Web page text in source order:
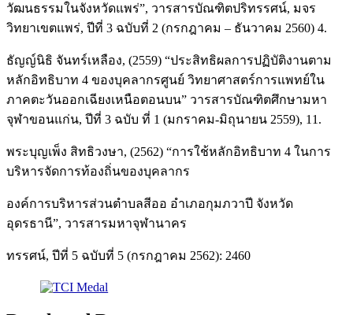
วัฒนธรรมในจังหวัดแพร่”, วารสารบัณฑิตปริทรรศน์, มจร
วิทยาเขตแพร่, ปีที่ 3 ฉบับที่ 2 (กรกฎาคม – ธันวาคม 2560) 4.
ธัญญ์นิธิ จันทร์เหลือง, (2559) “ประสิทธิผลการปฏิบัติงานตาม
หลักอิทธิบาท 4 ของบุคลากรศูนย์ วิทยาศาสตร์การแพทย์ใน
ภาคตะวันออกเฉียงเหนือตอนบน” วารสารบัณฑิตศึกษามหา
จุฬาขอนแก่น, ปีที่ 3 ฉบับ ที่ 1 (มกราคม-มิถุนายน 2559), 11.
พระบุญเพ็ง สิทธิวงษา, (2562) “การใช้หลักอิทธิบาท 4 ในการ
บริหารจัดการท้องถิ่นของบุคลากร
องค์การบริหารส่วนตำบลสีออ อำเภอกุมภวาปี จังหวัด
อุดรธานี”, วารสารมหาจุฬานาคร
ทรรศน์, ปีที่ 5 ฉบับที่ 5 (กรกฎาคม 2562): 2460